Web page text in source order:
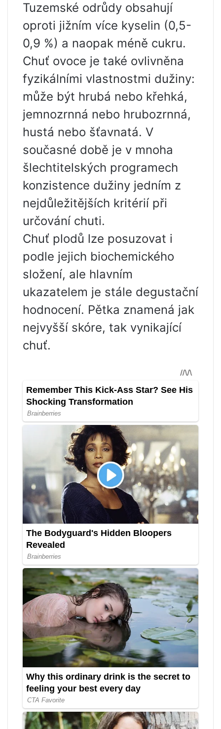
Tuzemské odrůdy obsahují
oproti jižním více kyselin (0,5-
0,9 %) a naopak méně cukru.
Chuť ovoce je také ovlivněna
fyzikálními vlastnostmi dužiny:
může být hrubá nebo křehká,
jemnozrnná nebo hrubozrnná,
hustá nebo šťavnatá. V
současné době je v mnoha
šlechtitelských programech
konzistence dužiny jedním z
nejdůležitějších kritérií při
určování chuti.
Chuť plodů lze posuzovat i
podle jejich biochemického
složení, ale hlavním
ukazatelem je stále degustační
hodnocení. Pětka znamená jak
nejvyšší skóre, tak vynikající
chuť.